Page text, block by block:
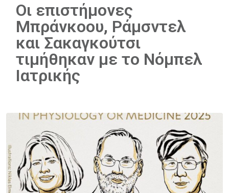
Οι επιστήμονες
Μπράνκοου, Ράμσντελ
και Σακαγκούτσι
τιμήθηκαν με το Νόμπελ
Ιατρικής